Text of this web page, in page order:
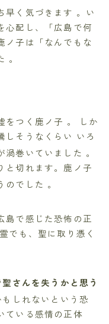
早く気づきます 。い
心配し、「広島で何
ノ子は「なんでもな
。
をつく鹿ノ子 。 しか
しそうなくらい いろ
渦巻いていました 。
と切れます。鹿ノ子
のでした 。
島で感じた恐怖の正
でも、聖に取り憑く
さんを失うかと思う
しれないという恐
ている感情の正体